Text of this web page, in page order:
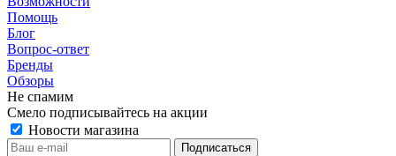
Помощь
Блог
Вопрос-ответ
Бренды
Обзоры
Не спамим
Смело подписывайтесь на акции
Новости магазина